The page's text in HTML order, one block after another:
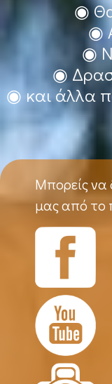
◉
◉
◉
◉
◉ και άλλα
Μπορείς να
μας από το